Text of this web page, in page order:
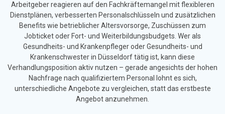
Arbeitgeber reagieren auf den Fachkräftemangel mit flexibleren
Dienstplänen, verbesserten Personalschlüsseln und zusätzlichen
Benefits wie betrieblicher Altersvorsorge, Zuschüssen zum
Jobticket oder Fort- und Weiterbildungsbudgets. Wer als
Gesundheits- und Krankenpfleger oder Gesundheits- und
Krankenschwester in Düsseldorf tätig ist, kann diese
Verhandlungsposition aktiv nutzen – gerade angesichts der hohen
Nachfrage nach qualifiziertem Personal lohnt es sich,
unterschiedliche Angebote zu vergleichen, statt das erstbeste
Angebot anzunehmen.